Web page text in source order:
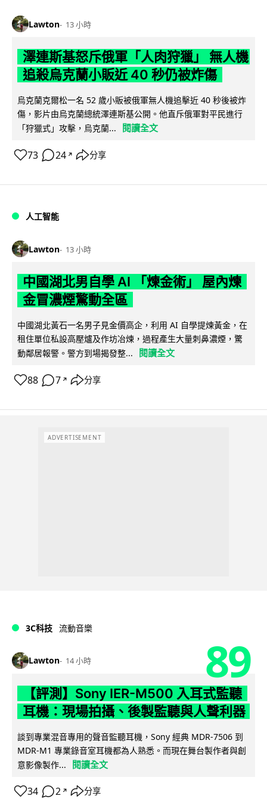
Lawton 13 小時
澤連斯基怒斥俄軍「人肉狩獵」 無人機
追殺烏克蘭小販近 40 秒仍被炸傷
烏克蘭克爾松一名 52 歲小販被俄軍無人機追擊近 40 秒後被炸
傷，影片由烏克蘭總統澤連斯基公開。他直斥俄軍對平民進行
「狩獵式」攻擊，烏克蘭...
閱讀全文
73 24 ↗ 分享
人工智能
Lawton 13 小時
中國湖北男自學 AI 「煉金術」 屋內煉
金冒濃煙驚動全區
中國湖北黃石一名男子見金價高企，利用 AI 自學提煉黃金，在
租住單位私設高壓爐及作坊冶煉，過程產生大量刺鼻濃煙，驚
動鄰居報警。警方到場揭發整...
閱讀全文
88 7 ↗ 分享
ADVERTISEMENT
3C科技 流動音樂
Lawton 14 小時 89
【評測】Sony IER-M500 入耳式監聽
耳機：現場拍攝、後製監聽與人聲利器
談到專業混音專用的聲音監聽耳機，Sony 經典 MDR-7506 到
MDR-M1 專業錄音室耳機都為人熟悉。而現在舞台製作者與創
意影像製作...
閱讀全文
34 2 ↗ 分享